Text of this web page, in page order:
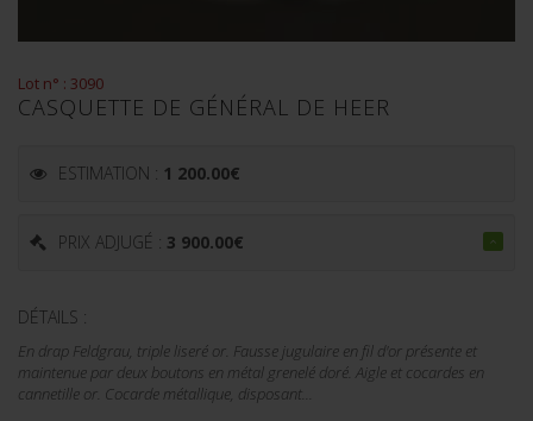
Lot n° : 3090
CASQUETTE DE GÉNÉRAL DE HEER
ESTIMATION : 1 200.00€
PRIX ADJUGÉ : 3 900.00€
DÉTAILS :
En drap Feldgrau, triple liseré or. Fausse jugulaire en fil d'or présente et
maintenue par deux boutons en métal grenelé doré. Aigle et cocardes en
cannetille or. Cocarde métallique, disposant...